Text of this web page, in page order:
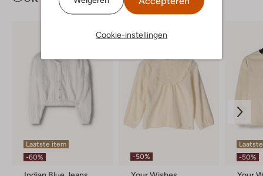
Cookie-instellingen
Laatste item
-60%
-50%
-50%